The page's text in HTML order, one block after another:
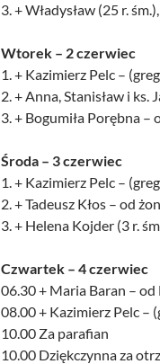
3. + Władysław (25 r.
Wtorek – 2 czerwiec
1. + Kazimierz Pelc –
2. + Anna, Stanisław i ks.
3. + Bogumiła Porębna
Środa – 3 czerwiec
1. + Kazimierz Pelc –
2. + Tadeusz Kłos – od
3. + Helena Kojder (3 r.
Czwartek – 4 czerwiec
06.30 + Maria Baran –
08.00 + Kazimierz Pelc –
10.00 Za parafian
10.00 Dziękczynna za